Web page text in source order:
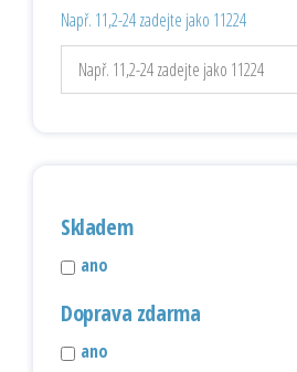
Např. 11,2-24 zadejte jako 11224
Skladem
ano
Doprava zdarma
ano